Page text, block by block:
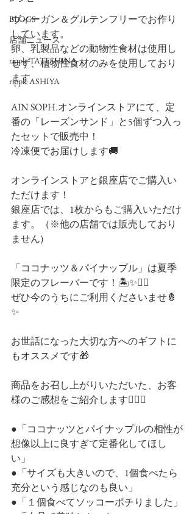
BLOGS
店舗ニュース
ripple TATESHINA
ripple ASHIYA
ヴィーガン＆グルテンフリーでお作り
しています。
卵、乳製品などの動物性食材は使用し
せず、植物性食材のみを使用しており
ます。
AIN SOPH.オンラインストアにて、定
番の「レーズンサンド」と5個ずつ入っ
たセットで販売中！
冷凍便でお届けします🚚
オンラインストアと銀座店でご購入い
ただけます！
銀座店では、1枚からもご購入いただけ
ます。（※他の店舗では販売しており
ません)
「ココナッツ＆パイナップル」は夏季
限定のフレーバーです！🏝✨👌🏻
ぜひ今のうちにご利用くださいませ🍍
✨
お世話になった大切な方へのギフトに
もオススメです🎁
商品をお召し上がりいただいた、お客
様のご感想をご紹介します👇🏻✨
●「ココナッツとパイナップルの相性が
想像以上に良すぎて定番化してほし
い」
●「サイズも大きいので、1個食べたら
充分という感じなのも良い」
●「１個食べてソッコーポチりました」